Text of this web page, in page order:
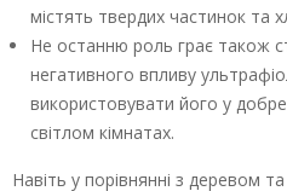
містять твердих частинок та
Не останню роль грає також
негативного впливу
використовувати його у
світлом кімнатах.
Навіть у порівнянні з деревом